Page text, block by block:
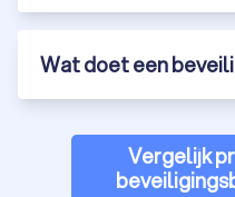
Wat doet een
Vergelijk